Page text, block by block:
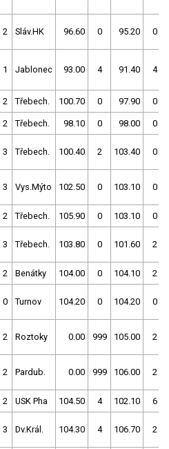
2 Sláv.HK 96.60 0 95.20 0
1 Jablonec 93.00 4 91.40 4
2 Třebech. 100.70 0 97.90 0
2 Třebech. 98.10 0 98.00 0
3 Třebech. 100.40 2 103.40 0
3 Vys.Mýto 102.50 0 103.10 0
2 Třebech. 105.90 0 103.10 0
3 Třebech. 103.80 0 101.60 2
2 Benátky 104.00 0 104.10 2
0 Turnov 104.20 0 104.20 0
2 Roztoky 0.00 999 105.00 2
2 Pardub. 0.00 999 106.00 2
2 USK Pha 104.50 4 102.10 6
3 Dv.Král. 104.30 4 106.70 2